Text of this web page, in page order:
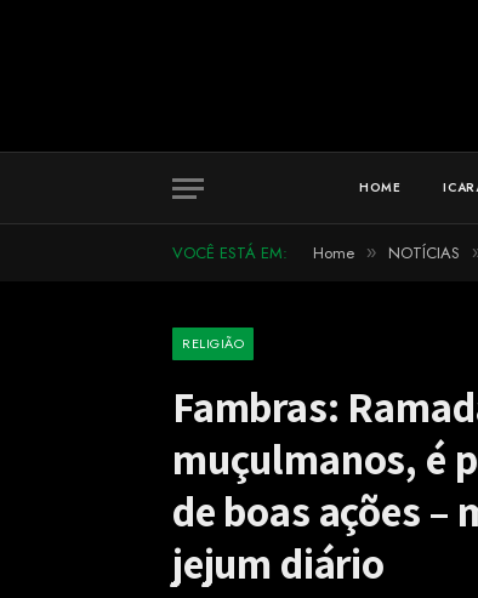
HOME
VOCÊ ESTÁ EM: Home » NOTÍCIAS
RELIGIÃO
Fambras:
muçulmanos, é
de boas ações –
jejum diário